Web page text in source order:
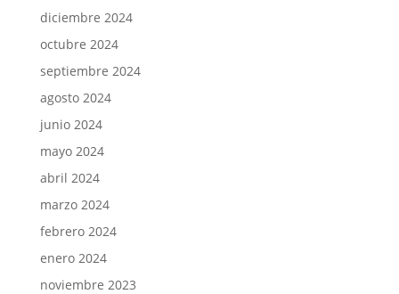
diciembre 2024
octubre 2024
septiembre 2024
agosto 2024
junio 2024
mayo 2024
abril 2024
marzo 2024
febrero 2024
enero 2024
noviembre 2023